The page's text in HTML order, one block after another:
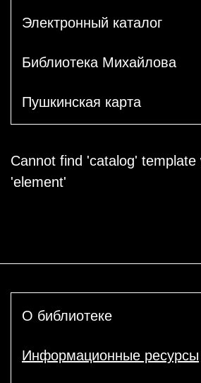
Электронный каталог
Библиотека Михайлова
Пушкинская карта
Cannot find 'catalog' template
'element'
О библиотеке
Информационные ресурсы